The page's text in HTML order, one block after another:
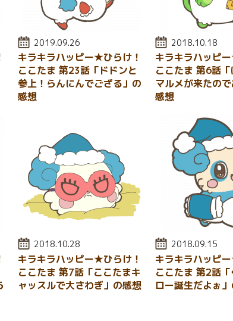
投稿日:
2019.09.26
キラキラハッピー★ひらけ！
ここたま 第23話「ドドンと
参上！らんにんでござる」の
感想
投稿日:
2018.10.18
キラキラハッピ
ここたま 第6話「
マルメが来たの
感想
投稿日:
2018.10.28
キラキラハッピー★ひらけ！
ここたま 第7話「ここたまキ
ャッスルで大さわぎ」の感想
投稿日:
2018.09.15
キラキラハッピ
ここたま 第2話
ロー誕生だよぉ